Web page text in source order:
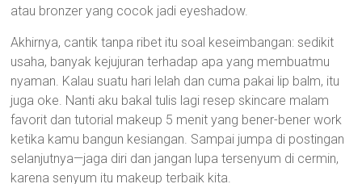
atau bronzer yang cocok jadi eyeshadow.
Akhirnya, cantik tanpa ribet itu soal keseimbangan: sedikit
usaha, banyak kejujuran terhadap apa yang membuatmu
nyaman. Kalau suatu hari lelah dan cuma pakai lip balm, itu
juga oke. Nanti aku bakal tulis lagi resep skincare malam
favorit dan tutorial makeup 5 menit yang bener-bener work
ketika kamu bangun kesiangan. Sampai jumpa di postingan
selanjutnya—jaga diri dan jangan lupa tersenyum di cermin,
karena senyum itu makeup terbaik kita.